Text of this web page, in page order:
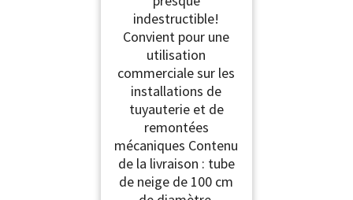
indestructible!
Convient pour une
utilisation
commerciale sur les
installations de
tuyauterie et de
remontées
mécaniques Contenu
de la livraison : tube
de neige de 100 cm